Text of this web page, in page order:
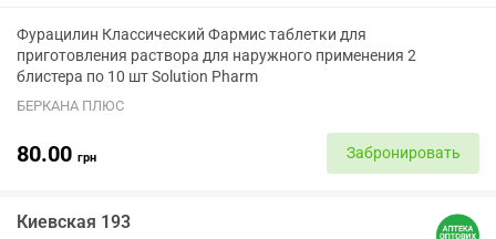
Фурацилин Классический Фармис таблетки для
приготовления раствора для наружного применения 2
блистера по 10 шт Solution Pharm
БЕРКАНА ПЛЮС
80.00 грн Забронировать
Киевская 193